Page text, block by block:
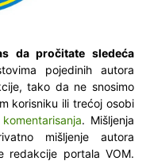
da pročitate sledeća
pojedinih autora
tako da ne snosimo
korisniku ili trećoj osobi
. Mišljenja
mišljenje autora
redakcije portala VOM.